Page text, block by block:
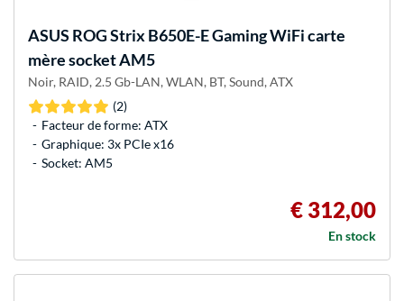
ASUS ROG Strix B650E-E Gaming WiFi carte
mère socket AM5
Noir, RAID, 2.5 Gb-LAN, WLAN, BT, Sound, ATX
(2)
Facteur de forme: ATX
Graphique: 3x PCIe x16
Socket: AM5
€ 312,00
En stock